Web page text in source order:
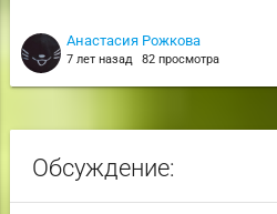
Анастасия Рожкова
7 лет назад 82 просмотра
Обсуждение: